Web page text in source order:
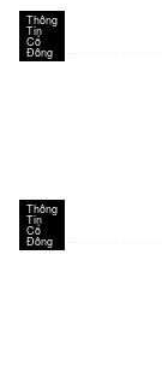
Thông
Tin
Cổ
Đông
Thông
Tin
Cổ
Đông